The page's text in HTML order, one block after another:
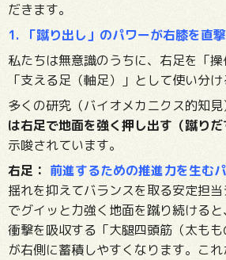
だきます。
1. 「蹴り出し」のパワーが右膝を直
私たちは無意識のうちに、右足を「
「支える足（軸足）」として使い分け
多くの研究（バイオメカニクス的知見
は右足で地面を強く押し出す（蹴り
示唆されています。
右足： 前進するための推進力を生む
揺れを抑えてバランスを取る安定担
でグイッと力強く地面を蹴り続ける
衝撃を吸収する「大腿四頭筋（太も
が右側に蓄積しやすくなります。こ